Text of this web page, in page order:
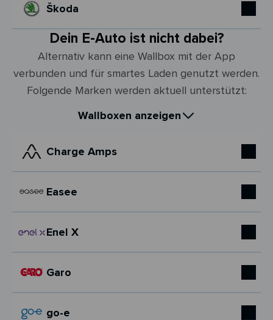
Škoda
Dein E-Auto ist nicht dabei?
Alternativ kann eine Wallbox mit der App
verbunden und für smartes Laden genutzt werden.
Folgende Marken werden aktuell unterstützt:
Wallboxen anzeigen
Charge Amps
Easee
Enel X
Garo
go-e